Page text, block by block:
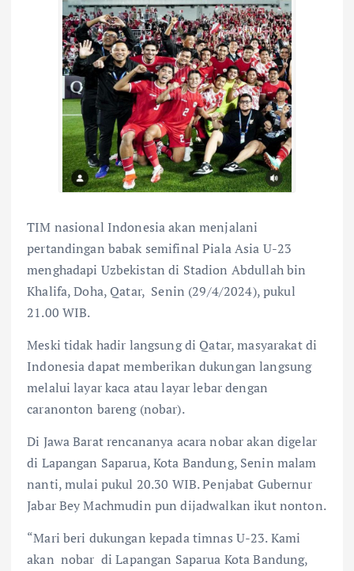
TIM nasional Indonesia akan menjalani
pertandingan babak semifinal Piala Asia U-23
menghadapi Uzbekistan di Stadion Abdullah bin
Khalifa, Doha, Qatar, Senin (29/4/2024), pukul
21.00 WIB.
Meski tidak hadir langsung di Qatar, masyarakat di
Indonesia dapat memberikan dukungan langsung
melalui layar kaca atau layar lebar dengan
caranonton bareng (nobar).
Di Jawa Barat rencananya acara nobar akan digelar
di Lapangan Saparua, Kota Bandung, Senin malam
nanti, mulai pukul 20.30 WIB. Penjabat Gubernur
Jabar Bey Machmudin pun dijadwalkan ikut nonton.
“Mari beri dukungan kepada timnas U-23. Kami
akan nobar di Lapangan Saparua Kota Bandung,